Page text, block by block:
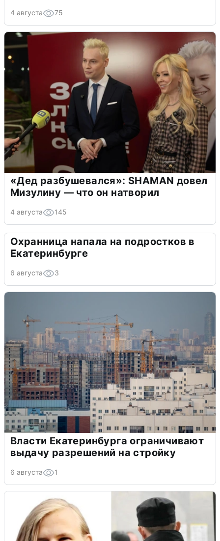
4 августа 75
«Дед разбушевался»: SHAMAN довел
Мизулину — что он натворил
4 августа 145
Охранница напала на подростков в
Екатеринбурге
6 августа 3
Власти Екатеринбурга ограничивают
выдачу разрешений на стройку
6 августа 1